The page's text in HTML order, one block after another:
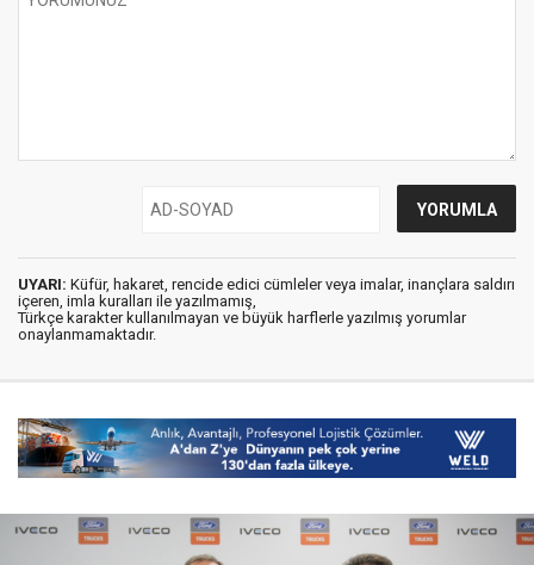
UYARI: Küfür, hakaret, rencide edici cümleler veya imalar, inançlara saldırı
içeren, imla kuralları ile yazılmamış,
Türkçe karakter kullanılmayan ve büyük harflerle yazılmış yorumlar
onaylanmamaktadır.